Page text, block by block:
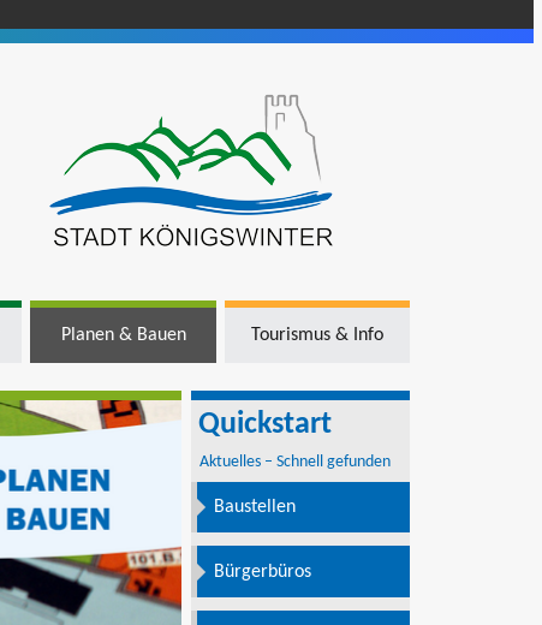
Planen & Bauen Tourismus & Info
Quickstart
Aktuelles – Schnell gefunden
Baustellen
Bürgerbüros